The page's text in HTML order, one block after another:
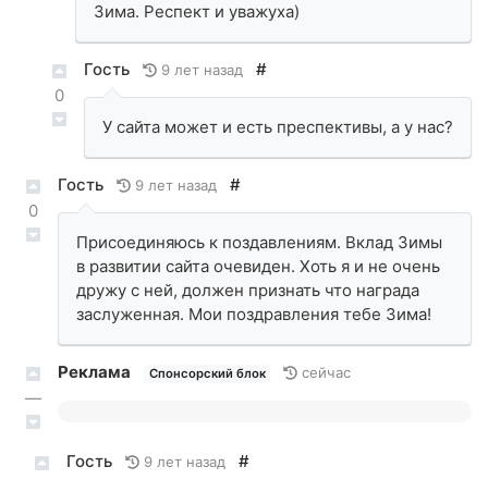
Зима. Респект и уважуха)
0
Гость 9 лет назад #
У сайта может и есть преспективы, а у нас?
0
Гость 9 лет назад #
Присоединяюсь к поздавлениям. Вклад Зимы
в развитии сайта очевиден. Хоть я и не очень
дружу с ней, должен признать что награда
заслуженная. Мои поздравления тебе Зима!
—
Реклама Спонсорский блок сейчас
Гость 9 лет назад #